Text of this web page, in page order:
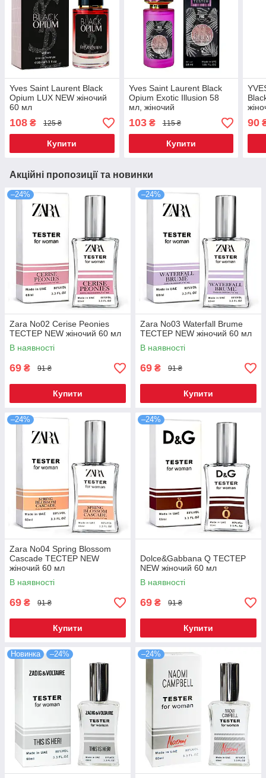
Yves Saint Laurent Black
Opium LUX NEW жіночий
60 мл
108 ₴ 125 ₴
Купити
Yves Saint Laurent Black
Opium Exotic Illusion 58
мл, жіночий
103₴ 115 ₴
Купити
90
Акційні пропозиції та новинки
–24%
Zara No02 Cerise Peonies
ТЕСТЕР NEW жіночий 60 мл
В наявності
69 ₴ 91 ₴
Купити
–24%
Zara No03 Waterfall Brume
ТЕСТЕР NEW жіночий 60 мл
В наявності
69 ₴ 91 ₴
Купити
–24%
Zara No04 Spring Blossom
Cascade ТЕСТЕР NEW
жіночий 60 мл
В наявності
69 ₴ 91 ₴
Купити
–24%
Dolce&Gabbana Q TEСТЕР
NEW жіночий 60 мл
В наявності
69 ₴ 91 ₴
Купити
Новинка –24% –24%